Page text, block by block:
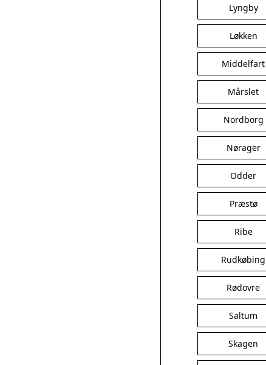
Lyngby
Løkken
Middelfart
Mårslet
Nordborg
Nørager
Odder
Præstø
Ribe
Rudkøbing
Rødovre
Saltum
Skagen